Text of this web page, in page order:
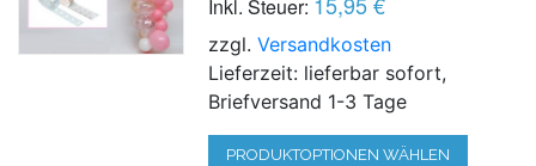
Inkl. Steuer:
zzgl.Versandkosten
Lieferzeit: lieferbar sofort,
Briefversand 1-3 Tage
PRODUKTOPTIONEN WÄHLEN